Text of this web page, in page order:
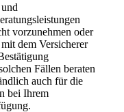
vorzunehmen oder
dem Versicherer
Fällen beraten
auch für die
bei Ihrem